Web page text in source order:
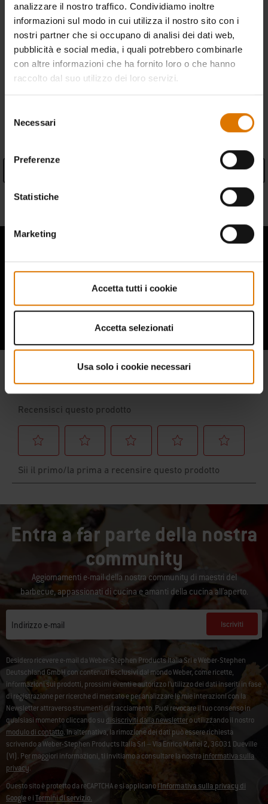
analizzare il nostro traffico. Condividiamo inoltre
informazioni sul modo in cui utilizza il nostro sito con i
nostri partner che si occupano di analisi dei dati web,
pubblicità e social media, i quali potrebbero combinarle
con altre informazioni che ha fornito loro o che hanno
raccolto dal suo utilizzo dei loro servizi.
delNecessari
Preferenze
Statistiche
Marketing
Accetta tutti i cookie
Accetta selezionati
Usa solo i cookie necessari
Resi gratuiti ( maggiori informazioni)
Trova un rivenditore
SPECIFICHE
Ascolta cosa hanno da dire gli altri
appassionati di barbecue
Entra a far parte della nostra
community
Aggiornamenti e-mail della nostra community di maestri del
barbecue, appassionati di cucina e amanti della cucina all'aperto.
Indirizzo e-mail Iscriviti
Desidero ricevere e-mail da Weber-Stephen Products Italia Srl e Weber-Stephen
Deutschland GmbH con contenuti esclusivi dal mondo Weber, come ricette,
informazioni sui prodotti, prossimi eventi e autorizzo l’utilizzo dei dati inseriti in fase
di registrazione per ricerche di mercato e per analizzare le mie interazioni con la
Newsletter attraverso strumenti di tracciamento. Puoi revocare il tuo consenso in
qualsiasi momento cliccando su disiscriviti dalla newslettero utilizzando il nostro
modulo di contatto. In alternativa, la rimozione dei dati può essere richiesta
scrivendo a Weber-Stephen Products Italia Srl – Via Enrico Mattei 2, 36031 Dueville
(VI). Per maggiori informazioni, ti invitiamo a consultare la nostra informativa sulla
privacy.
Questo sito è protetto da reCAPTCHA e si applicanol'Informativa sulla privacy di
Googlee iTermini di servizio.